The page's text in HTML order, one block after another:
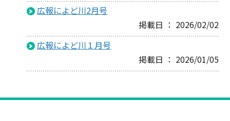
広報によど川2月号
掲載日 ： 2026/02/02
広報によど川１月号
掲載日 ： 2026/01/05